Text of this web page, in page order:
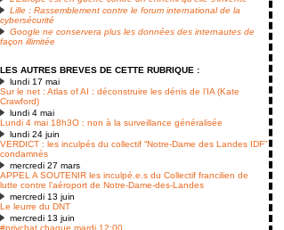
Lille : Rassemblement contre le forum international de la
cybersécurité
Google ne conservera plus les données des internautes de
façon illimitée
LES AUTRES BREVES DE CETTE RUBRIQUE :
lundi 17 mai
Sur le net : Atlas of AI : déconstruire les dénis de l’IA (Kate
Crawford)
lundi 4 mai
Lundi 4 mai 18h3O : non à la surveillance généralisée
lundi 24 juin
VERDICT : les inculpés du collectif “Notre-Dame des Landes IDF”
condamnés
mercredi 27 mars
APPEL A SOUTENIR les inculpé.e.s du Collectif francilien de
lutte contre l’aéroport de Notre-Dame-des-Landes
mercredi 13 juin
Le leurre du DNT
mercredi 13 juin
#privchat chaque mardi 12:00